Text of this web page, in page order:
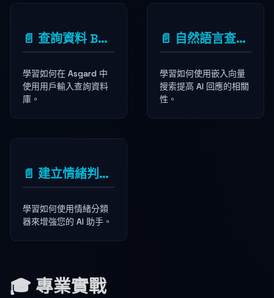
📄️ 查詢資料 Bot - 用戶輸入
學習如何在 Asgard 中
使用用戶輸入查詢資料
庫。
📄️ 自然語言查詢AI Bot - Embedding 向量搜尋
學習如何使用嵌入向量
搜索提高 AI 回應的相關
性。
📄️ 建立情緒判斷 AI 助手
學習如何使用情緒分類
器來增強您的 AI 助手。
🎓 專業實戰